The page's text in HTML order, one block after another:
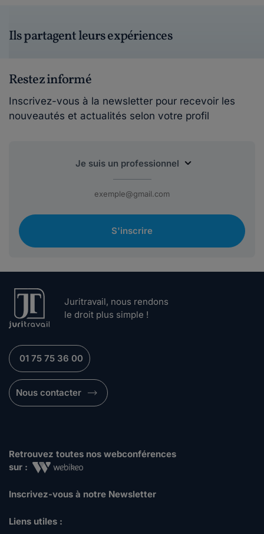
Ils partagent leurs expériences
Restez informé
Inscrivez-vous à la newsletter pour recevoir les
nouveautés et actualités selon votre profil
S'inscrire
Juritravail, nous rendons
le droit plus simple !
01 75 75 36 00
Nous contacter
Retrouvez toutes nos webconférences
sur :
Inscrivez-vous à notre Newsletter
Liens utiles :